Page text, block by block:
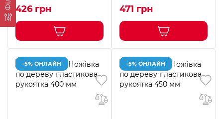
426 грн 471 грн
-5% ОНЛАЙН -5% ОНЛАЙН